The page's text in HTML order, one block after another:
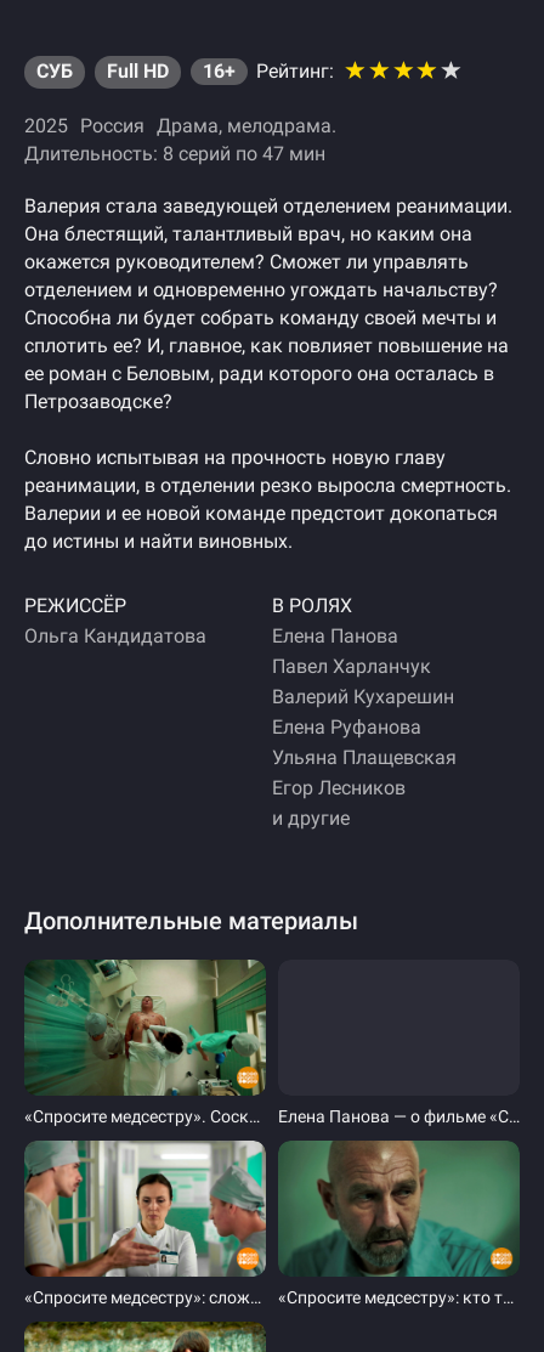
СУБ Full HD 16+ Рейтинг:
2025 Россия Драма мелодрама
Длительность: 8 серий по 47 мин
Валерия стала заведующей отделением реанимации.
Она блестящий, талантливый врач, но каким она
окажется руководителем? Сможет ли управлять
отделением и одновременно угождать начальству?
Способна ли будет собрать команду своей мечты и
сплотить ее? И, главное, как повлияет повышение на
ее роман с Беловым, ради которого она осталась в
Петрозаводске?
Словно испытывая на прочность новую главу
реанимации, в отделении резко выросла смертность.
Валерии и ее новой команде предстоит докопаться
до истины и найти виновных.
РЕЖИССЁР
Ольга Кандидатова
В РОЛЯХ
Елена Панова
Павел Харланчук
Валерий Кухарешин
Елена Руфанова
Ульяна Плащевская
Егор Лесников
и другие
Дополнительные материалы
«Спросите медсестру». Соскучились? Новые серии — уже сегодня! Доброе утро. Фрагмент выпуска от 01.09.2025 Елена Панова — о фильме «Спросите медсестру». Доброе утро. Фрагмент выпуска от 02.09.2025
«Спросите медсестру»: сложный выбор Валерии Тихомировой. Доброе утро. Фрагмент выпуска от 02.09.2025 «Спросите медсестру»: кто такой Олег Лавров? Доброе утро. Фрагмент выпуска от 03.09.2025